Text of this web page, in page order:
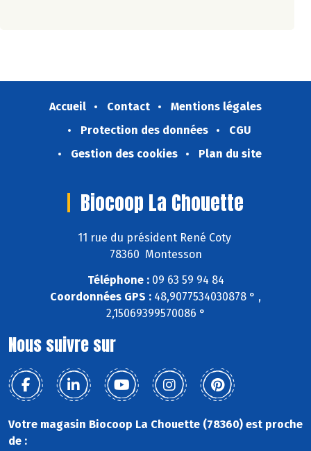
Accueil Contact
Mentions légales
Protection des données
CGU
Gestion des cookies
Plan du site
Biocoop La Chouette
11 rue du président René Coty
78360 Montesson
Téléphone :09 63 59 94 84
Coordonnées GPS : 48,9077534030878 ° ,
2,15069399570086 °
Nous suivre sur
Votre magasin Biocoop La Chouette (78360) est proche
de :